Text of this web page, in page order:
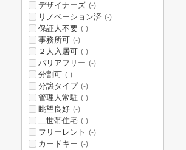
デザイナーズ (-)
リノベーション済 (-)
保証人不要 (-)
事務所可 (-)
２人入居可 (-)
バリアフリー (-)
分割可 (-)
分譲タイプ (-)
管理人常駐 (-)
眺望良好 (-)
二世帯住宅 (-)
フリーレント (-)
カードキー (-)